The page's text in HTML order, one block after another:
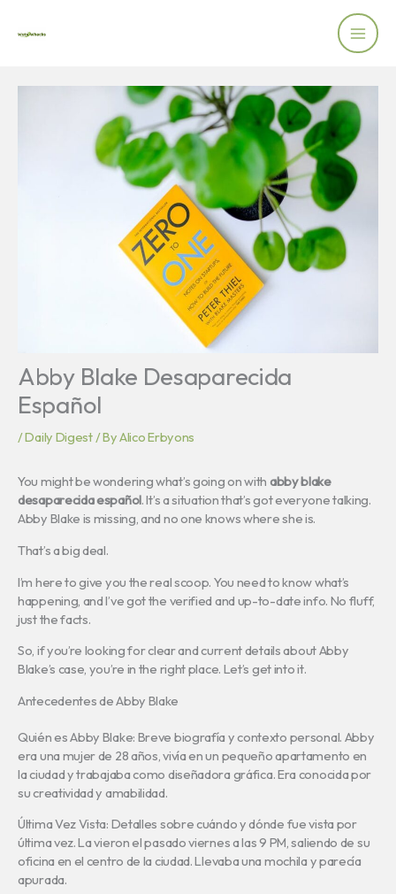
Abby Blake Desaparecida
Español
/Daily Digest/ ByAlico Erbyons
You might be wondering what’s going on with abby blake
desaparecida español. It’s a situation that’s got everyone talking.
Abby Blake is missing, and no one knows where she is.
That’s a big deal.
I’m here to give you the real scoop. You need to know what’s
happening, and I’ve got the verified and up-to-date info. No fluff,
just the facts.
So, if you’re looking for clear and current details about Abby
Blake’s case, you’re in the right place. Let’s get into it.
Antecedentes de Abby Blake
Quién es Abby Blake: Breve biografía y contexto personal. Abby
era una mujer de 28 años, vivía en un pequeño apartamento en
la ciudad y trabajaba como diseñadora gráfica. Era conocida por
su creatividad y amabilidad.
Última Vez Vista: Detalles sobre cuándo y dónde fue vista por
última vez. La vieron el pasado viernes a las 9 PM, saliendo de su
oficina en el centro de la ciudad. Llevaba una mochila y parecía
apurada.